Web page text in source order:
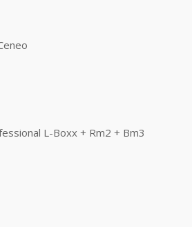
L-Boxx + Rm2 + Bm3